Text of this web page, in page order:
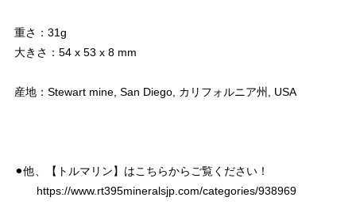
重さ：31g
大きさ：54 x 53 x 8 mm
産地：Stewart mine, San Diego, カリフォルニア州, USA
⚫︎他、【トルマリン】はこちらからご覧ください！
https://www.rt395mineralsjp.com/categories/938969